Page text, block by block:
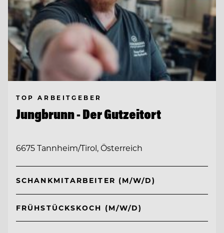
TOP ARBEITGEBER
Jungbrunn - Der Gutzeitort
6675 Tannheim/Tirol, Österreich
SCHANKMITARBEITER (M/W/D)
FRÜHSTÜCKSKOCH (M/W/D)